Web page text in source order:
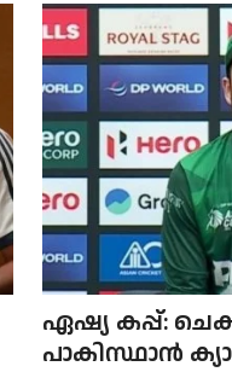
ഏഷ്യ കപ്പ്:
പാകിസ്ഥാൻ